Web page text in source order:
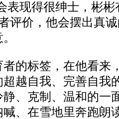
现得很绅士，彬彬
评价，他会摆出真
标签，在他看来
越自我、完善自我
、克制、温和的一
、在雪地里奔跑朗